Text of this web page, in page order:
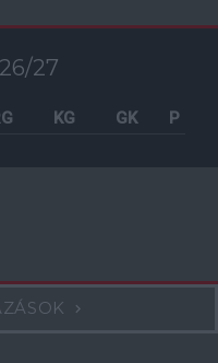
27
KG GK P